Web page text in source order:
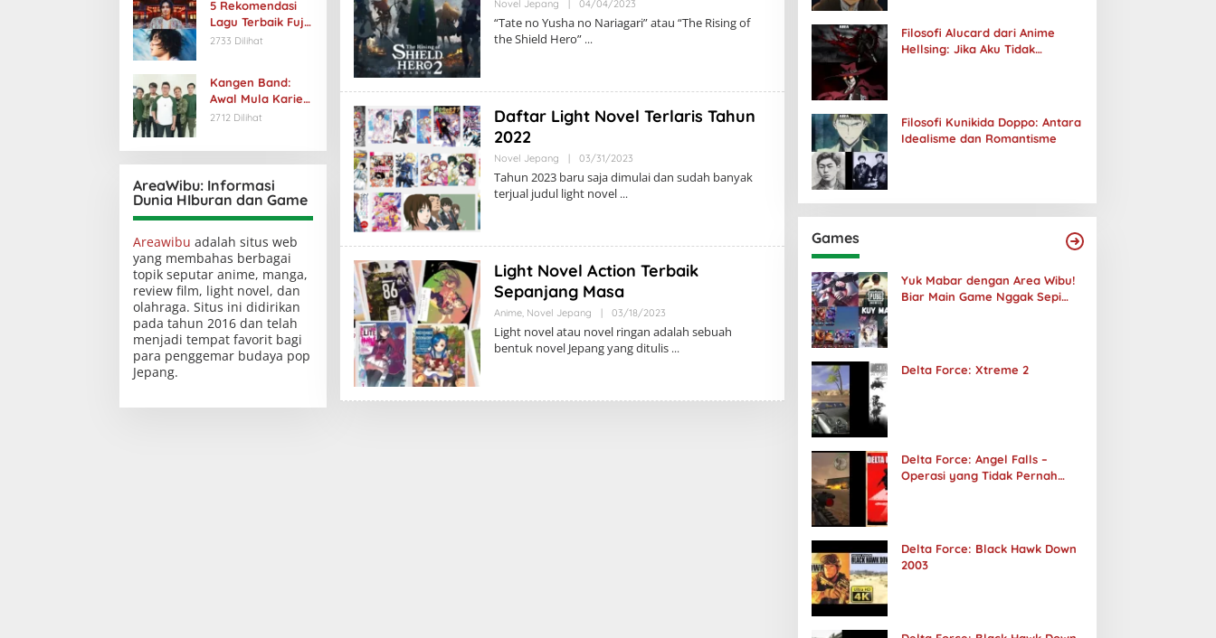
Menjadi
Pembalap Mobil
Profesional
5 Rekomendasi
Lagu Terbaik Fujii
Kaze
2733 Dilihat
Kangen Band:
Awal Mula Karier
dan Popularitas
2712 Dilihat
AreaWibu: Informasi
Dunia HIburan dan Game
Areawibu adalah situs web
yang membahas berbagai
topik seputar anime, manga,
review film, light novel, dan
olahraga. Situs ini didirikan
pada tahun 2016 dan telah
menjadi tempat favorit bagi
para penggemar budaya pop
Jepang.
Novel Jepang 04/04/2023Oleh
“Tate no Yusha no Nariagari” atau “The Rising of
the Shield Hero”
Daftar Light Novel Terlaris Tahun
2022
Novel Jepang 03/31/2023Oleh
Tahun 2023 baru saja dimulai dan sudah banyak
terjual judul light novel
Light Novel Action Terbaik
Sepanjang Masa
Anime, Novel Jepang 03/18/2023Oleh
Light novel atau novel ringan adalah sebuah
bentuk novel Jepang yang ditulis
Filosofi Alucard dari Anime
Hellsing: Jika Aku Tidak
Filosofi Kunikida Doppo: Antara
Idealisme dan Romantisme
Games
Yuk Mabar dengan Area Wibu!
Biar Main Game Nggak Sepi
Delta Force: Xtreme 2
Delta Force: Angel Falls –
Operasi yang Tidak Pernah
Delta Force: Black Hawk Down
2003